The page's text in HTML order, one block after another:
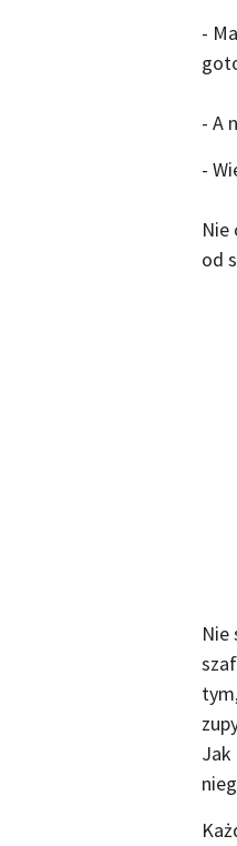
-
- A
-
Nie
od
Nie
Jak